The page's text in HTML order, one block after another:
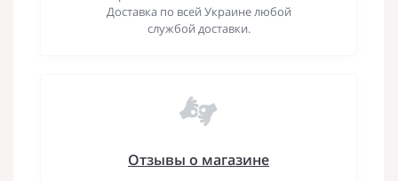
Доставка по всей Украине любой
службой доставки.
Отзывы о магазине